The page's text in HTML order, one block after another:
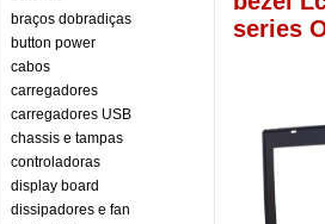
braços dobradiças
button power
cabos
carregadores
carregadores USB
chassis e tampas
controladoras
display board
dissipadores e fan
series